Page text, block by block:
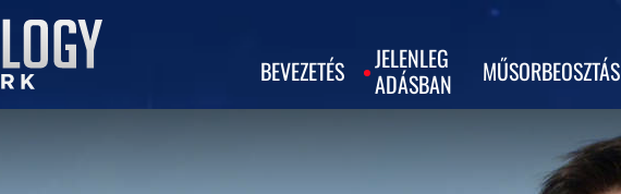
BEVEZETÉS
JELENLEG
ADÁSBAN
MŰSORBEOSZTÁS